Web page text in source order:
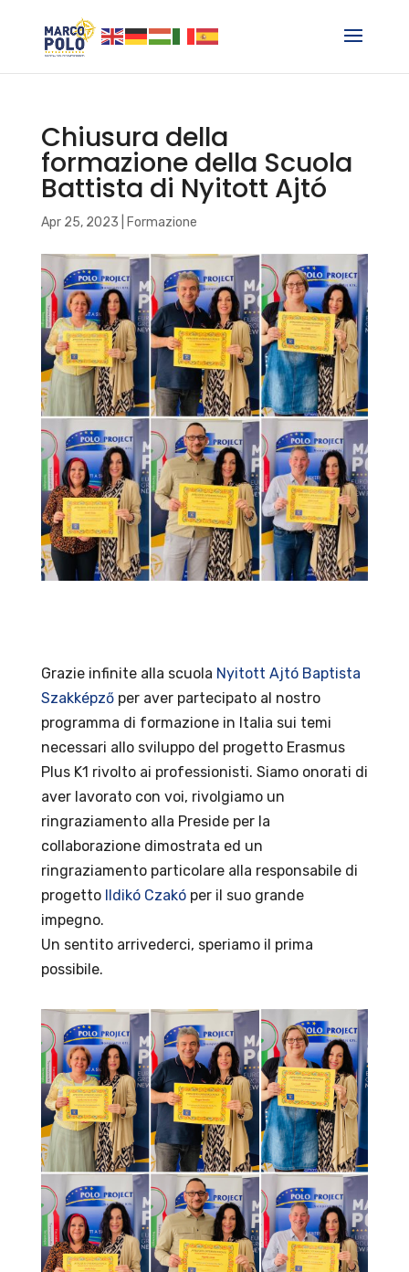
Chiusura della
formazione della Scuola
Battista di Nyitott Ajtó
Apr 25, 2023 Formazione
Grazie infinite alla scuola Nyitott Ajtó Baptista
Szakképzőper aver partecipato al nostro
programma di formazione in Italia sui temi
necessari allo sviluppo del progetto Erasmus
Plus K1 rivolto ai professionisti. Siamo onorati di
aver lavorato con voi, rivolgiamo un
ringraziamento alla Preside per la
collaborazione dimostrata ed un
ringraziamento particolare alla responsabile di
progetto
Ildikó Czakóper il suo grande
impegno.
Un sentito arrivederci, speriamo il prima
possibile.